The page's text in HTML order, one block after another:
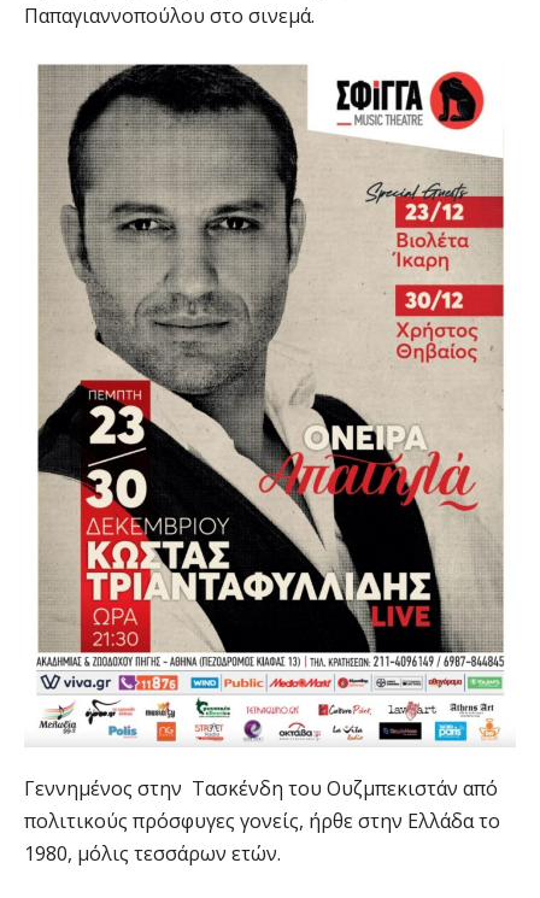
Παπαγιαννοπούλου στο σινεμά.
Γεννημένος στην Τασκένδη του Ουζμπεκιστάν από
πολιτικούς πρόσφυγες γονείς, ήρθε στην Ελλάδα το
1980, μόλις τεσσάρων ετών.